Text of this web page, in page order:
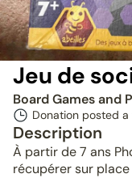
Jeu de
Board Games and
Donation posted a
Description
À partir de 7 ans
récupérer sur place